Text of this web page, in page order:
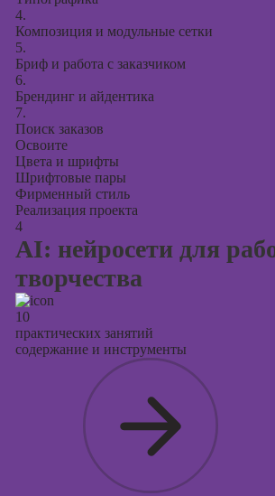
4.
Композиция и модульные сетки
5.
Бриф и работа с заказчиком
6.
Брендинг и айдентика
7.
Поиск заказов
Освоите
Цвета и шрифты
Шрифтовые пары
Фирменный стиль
Реализация проекта
4
AI: нейросети для
творчества
10
практических занятий
содержание и инструменты